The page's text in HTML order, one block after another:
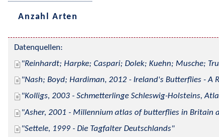
Anzahl Arten
Datenquellen:
Reinhardt; Harpke; Caspari; Dolek; Kuehn; Musche;
Nash; Boyd; Hardiman, 2012 - Ireland's Butterflies - A
Kolligs, 2003 - Schmetterlinge Schleswig-Holsteins,
Asher, 2001 - Millennium atlas of butterflies in Britain
Settele, 1999 - Die Tagfalter Deutschlands